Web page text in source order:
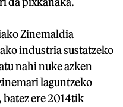
Zinemaldia
industria sustatzeko
nahi nuke azken
laguntzeko
batez ere 2014tik